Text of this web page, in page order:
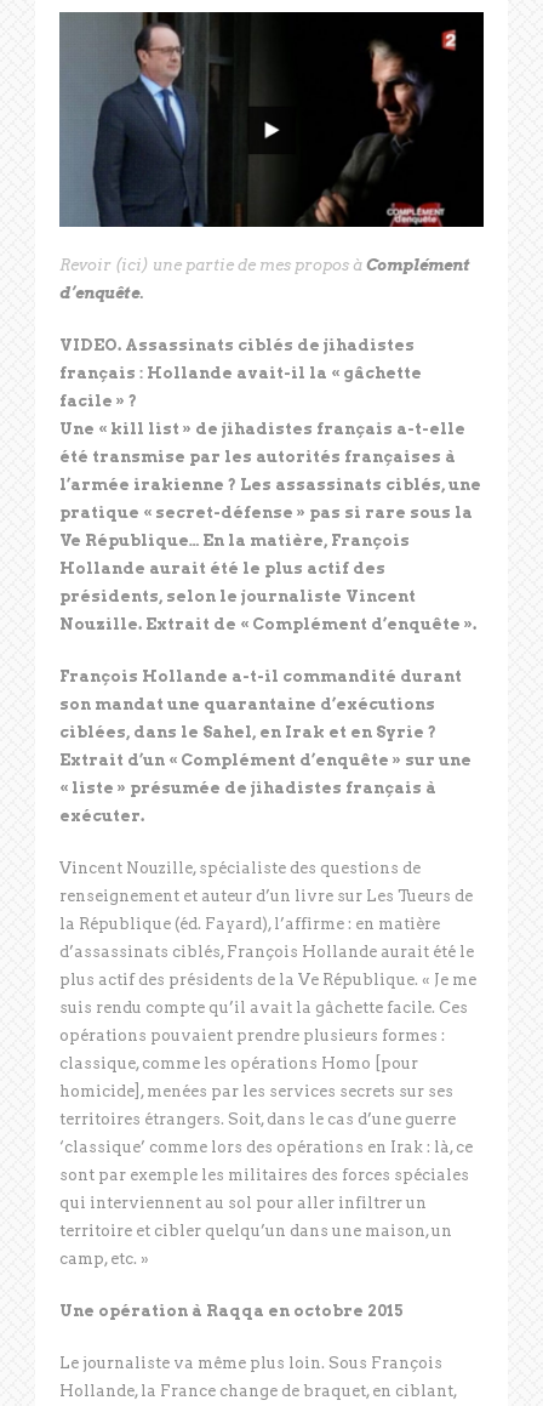
Revoir (ici) une partie de mes propos à Complément
d’enquête.
VIDEO. Assassinats ciblés de jihadistes
français : Hollande avait-il la « gâchette
facile » ?
Une « kill list » de jihadistes français a-t-elle
été transmise par les autorités françaises à
l’armée irakienne ? Les assassinats ciblés, une
pratique « secret-défense » pas si rare sous la
Ve République… En la matière, François
Hollande aurait été le plus actif des
présidents, selon le journaliste Vincent
Nouzille. Extrait de « Complément d’enquête ».
François Hollande a-t-il commandité durant
son mandat une quarantaine d’exécutions
ciblées, dans le Sahel, en Irak et en Syrie ?
Extrait d’un « Complément d’enquête » sur une
« liste » présumée de jihadistes français à
exécuter.
Vincent Nouzille, spécialiste des questions de
renseignement et auteur d’un livre sur Les Tueurs de
la République (éd. Fayard), l’affirme : en matière
d’assassinats ciblés, François Hollande aurait été le
plus actif des présidents de la Ve République. « Je me
suis rendu compte qu’il avait la gâchette facile. Ces
opérations pouvaient prendre plusieurs formes :
classique, comme les opérations Homo [pour
homicide], menées par les services secrets sur ses
territoires étrangers. Soit, dans le cas d’une guerre
‘classique’ comme lors des opérations en Irak : là, ce
sont par exemple les militaires des forces spéciales
qui interviennent au sol pour aller infiltrer un
territoire et cibler quelqu’un dans une maison, un
camp, etc. »
Une opération à Raqqa en octobre 2015
Le journaliste va même plus loin. Sous François
Hollande, la France change de braquet, en ciblant,